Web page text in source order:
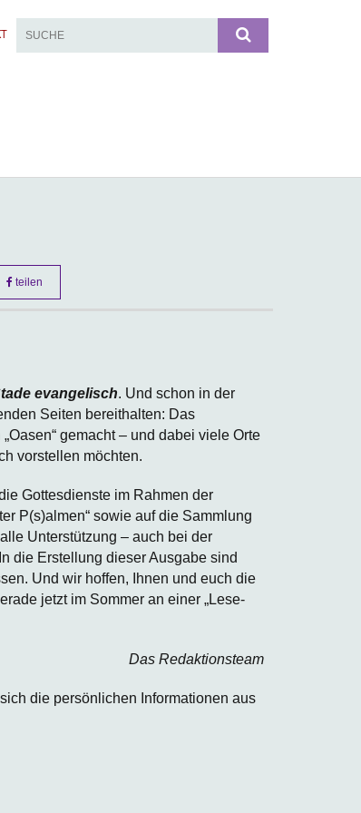
teilen
evangelisch. Und schon in der
Seiten bereithalten: Das
gemacht – und dabei viele Orte
vorstellen möchten.
Gottesdienste im Rahmen der
P(s)almen“ sowie auf die Sammlung
Unterstützung – auch bei der
die Erstellung dieser Ausgabe sind
Und wir hoffen, Ihnen und euch die
jetzt im Sommer an einer „Lese-
Das Redaktionsteam
die persönlichen Informationen aus